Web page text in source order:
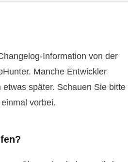
Information von der
Manche Entwickler
später. Schauen Sie bitte
vorbei.